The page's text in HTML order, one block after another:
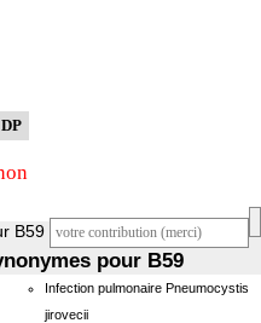
DP
B59
pour B59
Infection pulmonaire Pneumocystis
jirovecii